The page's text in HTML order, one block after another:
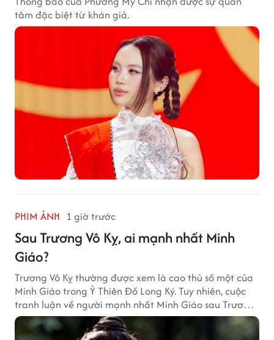
tâm đặc biệt từ khán giả.
PHIM ẢNH 1 giờ trước
Sau Trương Vô Kỵ, ai mạnh nhất Minh
Giáo?
Trương Vô Kỵ thường được xem là cao thủ số một của
Minh Giáo trong Ỷ Thiên Đồ Long Ký. Tuy nhiên, cuộc
tranh luận về người mạnh nhất Minh Giáo sau Trương
Vô Kỵ vẫn luôn khiến nhiều độc giả Kim Dung quan
tâm.